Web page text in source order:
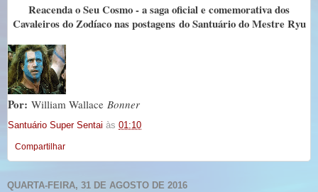
Reacenda o Seu Cosmo - a saga oficial e comemorativa dos
Cavaleiros do Zodíaco nas postagens do Santuário do Mestre Ryu
Por: William Wallace Bonner
Santuário Super Sentai às 01:10
Compartilhar
QUARTA-FEIRA, 31 DE AGOSTO DE 2016